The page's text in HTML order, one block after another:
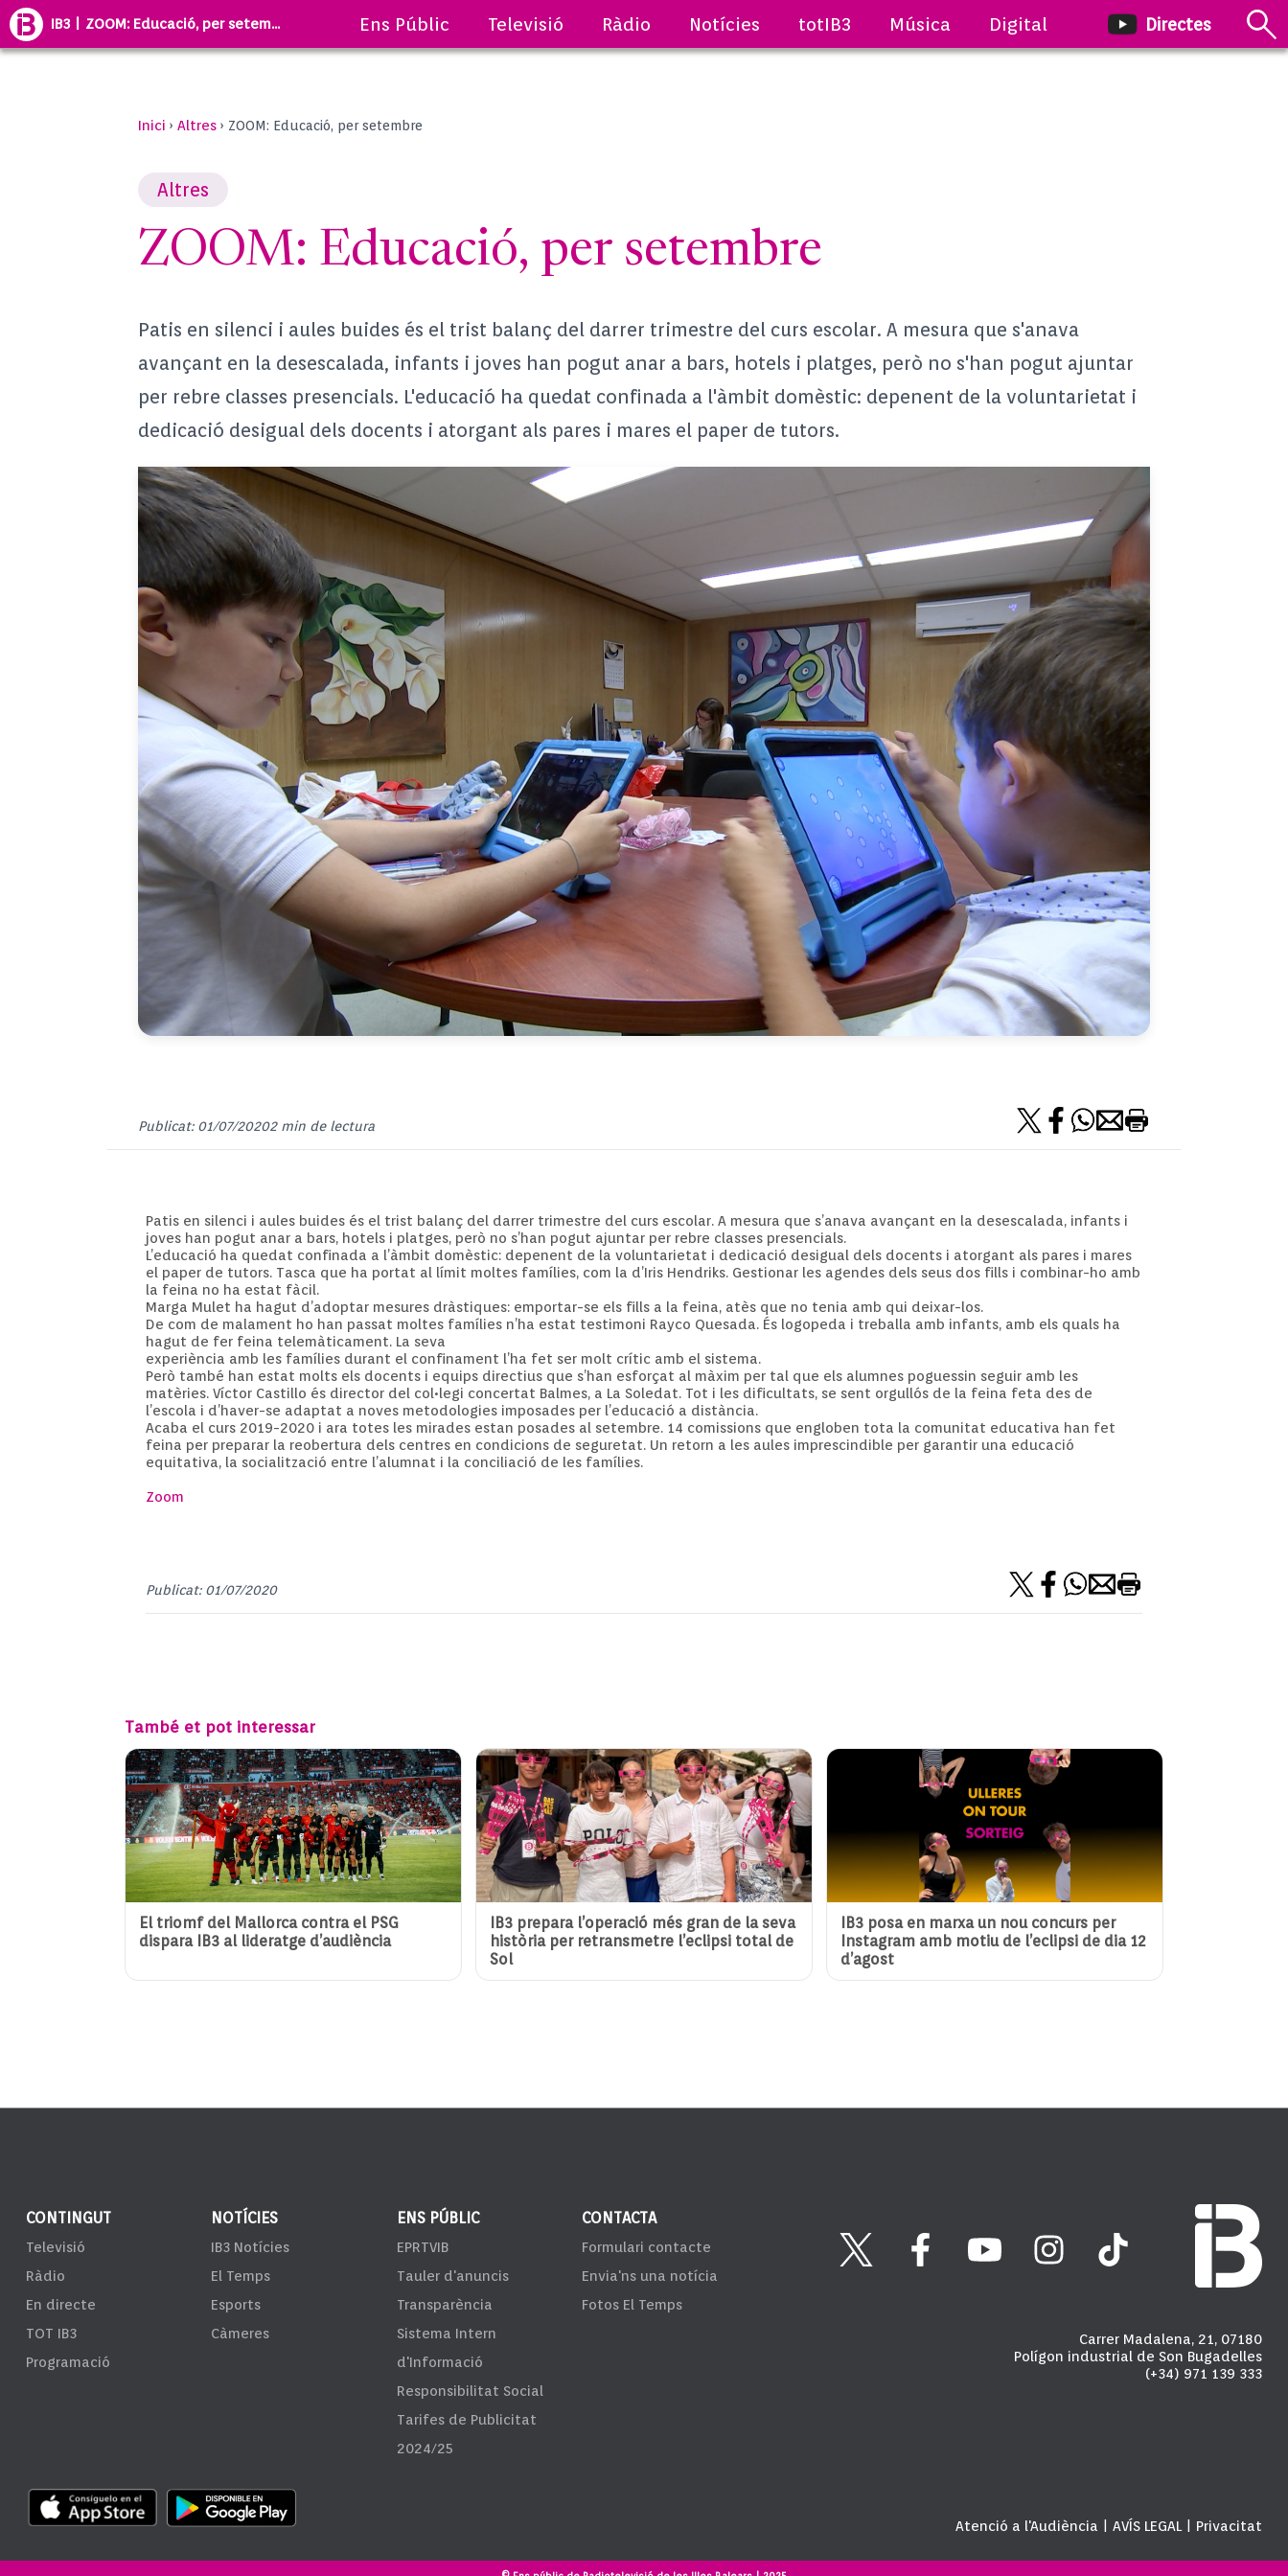
IB3 | ZOOM: Educació, per setem... Ens Públic Televisió Ràdio Notícies totIB3 Música Digital Directes
Inici › Altres › ZOOM: Educació, per setembre
Altres
ZOOM: Educació, per setembre
Patis en silenci i aules buides és el trist balanç del darrer trimestre del curs escolar. A mesura que s'anava
avançant en la desescalada, infants i joves han pogut anar a bars, hotels i platges, però no s'han pogut ajuntar
per rebre classes presencials. L'educació ha quedat confinada a l'àmbit domèstic: depenent de la voluntarietat i
dedicació desigual dels docents i atorgant als pares i mares el paper de tutors.
Publicat: 01/07/20202 min de lectura
Patis en silenci i aules buides és el trist balanç del darrer trimestre del curs escolar. A mesura que s’anava avançant en la desescalada, infants i
joves han pogut anar a bars, hotels i platges, però no s’han pogut ajuntar per rebre classes presencials.
L’educació ha quedat confinada a l’àmbit domèstic: depenent de la voluntarietat i dedicació desigual dels docents i atorgant als pares i mares
el paper de tutors. Tasca que ha portat al límit moltes famílies, com la d’Iris Hendriks. Gestionar les agendes dels seus dos fills i combinar-ho amb
la feina no ha estat fàcil.
Marga Mulet ha hagut d’adoptar mesures dràstiques: emportar-se els fills a la feina, atès que no tenia amb qui deixar-los.
De com de malament ho han passat moltes famílies n’ha estat testimoni Rayco Quesada. És logopeda i treballa amb infants, amb els quals ha
hagut de fer feina telemàticament. La seva
experiència amb les famílies durant el confinament l’ha fet ser molt crític amb el sistema.
Però també han estat molts els docents i equips directius que s’han esforçat al màxim per tal que els alumnes poguessin seguir amb les
matèries. Víctor Castillo és director del col•legi concertat Balmes, a La Soledat. Tot i les dificultats, se sent orgullós de la feina feta des de
l’escola i d’haver-se adaptat a noves metodologies imposades per l’educació a distància.
Acaba el curs 2019-2020 i ara totes les mirades estan posades al setembre. 14 comissions que engloben tota la comunitat educativa han fet
feina per preparar la reobertura dels centres en condicions de seguretat. Un retorn a les aules imprescindible per garantir una educació
equitativa, la socialització entre l’alumnat i la conciliació de les famílies.
Zoom
Publicat: 01/07/2020
També et pot interessar
El triomf del Mallorca contra el PSG
dispara IB3 al lideratge d’audiència
IB3 prepara l’operació més gran de la seva
història per retransmetre l’eclipsi total de
Sol
IB3 posa en marxa un nou concurs per
Instagram amb motiu de l’eclipsi de dia 12
d’agost
CONTINGUT
Televisió
Ràdio
En directe
TOT IB3
Programació
NOTÍCIES
IB3 Notícies
El Temps
Esports
Càmeres
ENS PÚBLIC
EPRTVIB
Tauler d'anuncis
Transparència
Sistema Intern
d'Informació
Responsibilitat Social
Tarifes de Publicitat
2024/25
CONTACTA
Formulari contacte
Envia'ns una notícia
Fotos El Temps
Carrer Madalena, 21, 07180
Polígon industrial de Son Bugadelles
(+34) 971 139 333
Atenció a l'Audiència |AVÍS LEGAL Privacitat